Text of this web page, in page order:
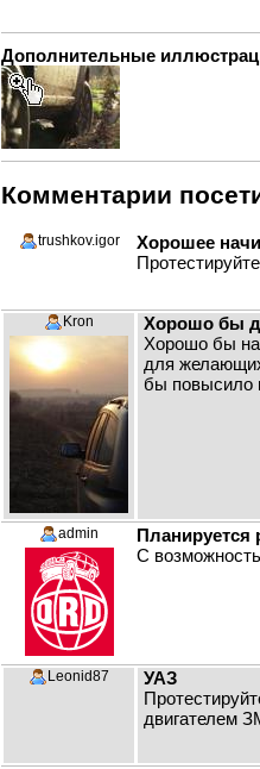
Дополнительные
Комментарии
trushkov.igor
Хорошее
Kron
Хорошо бы
Хорошо бы
для
бы повысило
admin
Планируется
С
Leonid87
УАЗ
двигателем